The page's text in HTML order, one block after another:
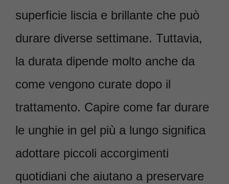
superficie liscia e brillante che può
durare diverse settimane. Tuttavia,
la durata dipende molto anche da
come vengono curate dopo il
trattamento. Capire come far durare
le unghie in gel più a lungo significa
adottare piccoli accorgimenti
quotidiani che aiutano a preservare